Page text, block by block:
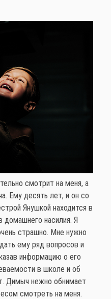
смотрит на меня, а
Ему десять лет, и он со
Янушкой находится в
домашнего насилия. Я
страшно. Мне нужно
ему ряд вопросов и
информацию о его
в школе и об
Димыч нежно обнимает
смотреть на меня.